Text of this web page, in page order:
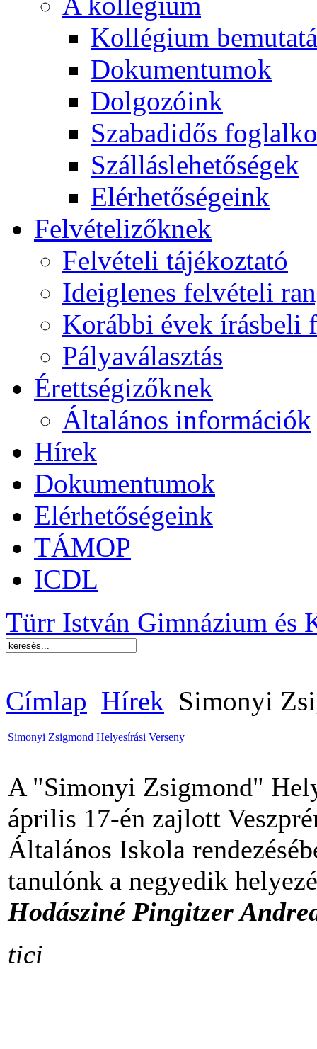
Kollégium
Dokumentumok
Dolgozóink
Szabadidős
Szálláslehetőségek
Elérhetőségeink
Felvételizőknek
Felvételi tájékoztató
Ideiglenes felvételi
Korábbi évek írásbeli
Pályaválasztás
Érettségizőknek
Általános információk
Hírek
Dokumentumok
Elérhetőségeink
TÁMOP
ICDL
Türr István Gimnázium és
Címlap Hírek Simonyi
Simonyi Zsigmond Helyesírási Verseny
A "Simonyi Zsigmond"
április 17-én zajlott
Általános Iskola
tanulónk a negyedik
Hodásziné Pingitzer
tici